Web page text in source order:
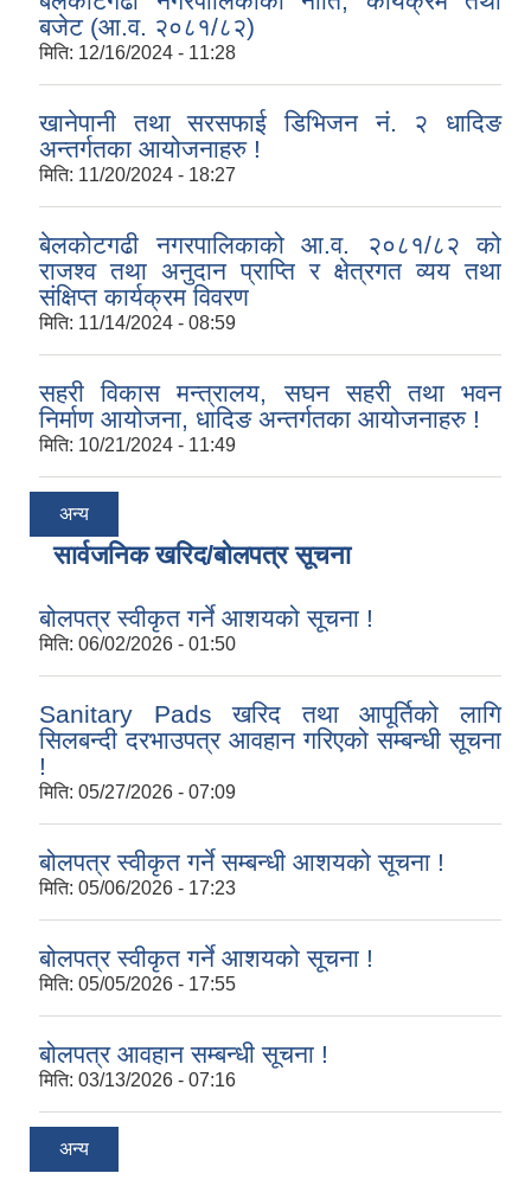
बजेट (आ.व. २०८१/८२)
मिति: 12/16/2024 - 11:28
खानेपानी तथा सरसफाई डिभिजन नं. २ धादिङ
अन्तर्गतका आयोजनाहरु !
मिति: 11/20/2024 - 18:27
बेलकोटगढी नगरपालिकाको आ.व. २०८१/८२ को
राजश्व तथा अनुदान प्राप्ति र क्षेत्रगत व्यय तथा
संक्षिप्त कार्यक्रम विवरण
मिति: 11/14/2024 - 08:59
सहरी विकास मन्त्रालय, सघन सहरी तथा भवन
निर्माण आयोजना, धादिङ अन्तर्गतका आयोजनाहरु !
मिति: 10/21/2024 - 11:49
अन्य
सार्वजनिक खरिद/बोलपत्र सूचना
बोलपत्र स्वीकृत गर्ने आशयको सूचना !
मिति: 06/02/2026 - 01:50
Sanitary Pads खरिद तथा आपूर्तिको लागि
सिलबन्दी दरभाउपत्र आवहान गरिएको सम्बन्धी सूचना
!
मिति: 05/27/2026 - 07:09
बोलपत्र स्वीकृत गर्ने सम्बन्धी आशयको सूचना !
मिति: 05/06/2026 - 17:23
बोलपत्र स्वीकृत गर्ने आशयको सूचना !
मिति: 05/05/2026 - 17:55
बोलपत्र आवहान सम्बन्धी सूचना !
मिति: 03/13/2026 - 07:16
अन्य